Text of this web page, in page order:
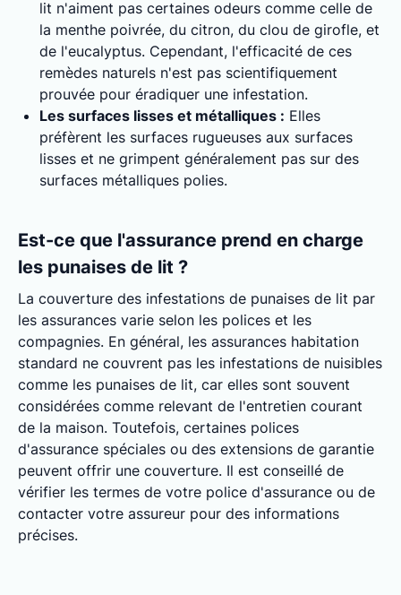
lit n'aiment pas certaines odeurs comme celle de
la menthe poivrée, du citron, du clou de girofle, et
de l'eucalyptus. Cependant, l'efficacité de ces
remèdes naturels n'est pas scientifiquement
prouvée pour éradiquer une infestation.
Les surfaces lisses et métalliques : Elles
préfèrent les surfaces rugueuses aux surfaces
lisses et ne grimpent généralement pas sur des
surfaces métalliques polies.
Est-ce que l'assurance prend en charge
les punaises de lit ?
La couverture des infestations de punaises de lit par
les assurances varie selon les polices et les
compagnies. En général, les assurances habitation
standard ne couvrent pas les infestations de nuisibles
comme les punaises de lit, car elles sont souvent
considérées comme relevant de l'entretien courant
de la maison. Toutefois, certaines polices
d'assurance spéciales ou des extensions de garantie
peuvent offrir une couverture. Il est conseillé de
vérifier les termes de votre police d'assurance ou de
contacter votre assureur pour des informations
précises.